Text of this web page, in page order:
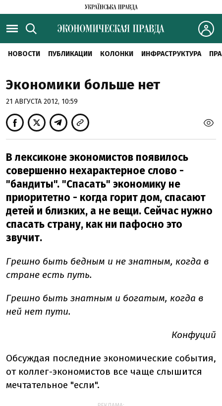
НОВОСТИ ПУБЛИКАЦИИ КОЛОНКИ ИНФРАСТРУКТУРА
Экономики больше нет
21 АВГУСТА 2012, 10:59
В лексиконе экономистов появилось
совершенно нехарактерное слово -
"бандиты". "Спасать" экономику не
приоритетно - когда горит дом, спасают
детей и близких, а не вещи. Сейчас нужно
спасать страну, как ни пафосно это
звучит.
Грешно быть бедным и не знатным, когда в
стране есть путь.
Грешно быть знатным и богатым, когда в
ней нет пути.
Конфуций
Обсуждая последние экономические события,
от коллег-экономистов все чаще слышится
мечтательное "если".